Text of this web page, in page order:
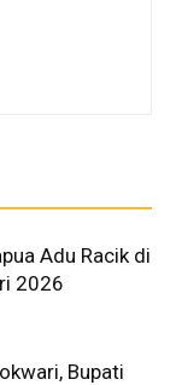
Adu Racik di
2026
Bupati